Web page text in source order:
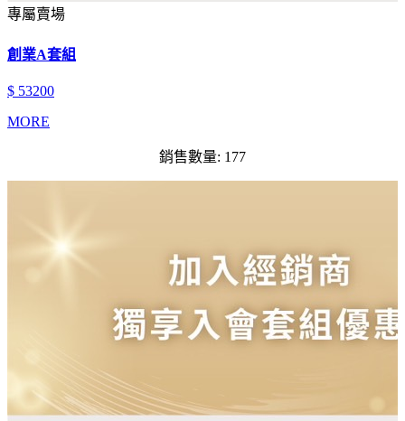
專屬賣場
創業A套組
$ 53200
MORE
銷售數量: 177